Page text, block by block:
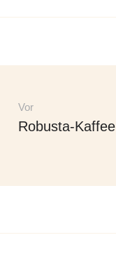
Vor
Beiträge:
Robusta-Kaffee